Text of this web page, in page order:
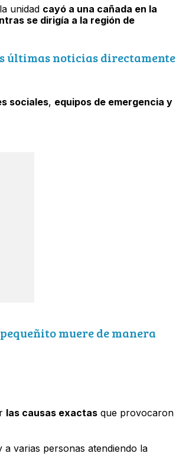
unidad cayó a una cañada en la
se dirigía a la región de
últimas noticias directamente
sociales, equipos de emergencia y
pequeñito muere de manera
las causas exactasque provocaron
varias personas atendiendo la